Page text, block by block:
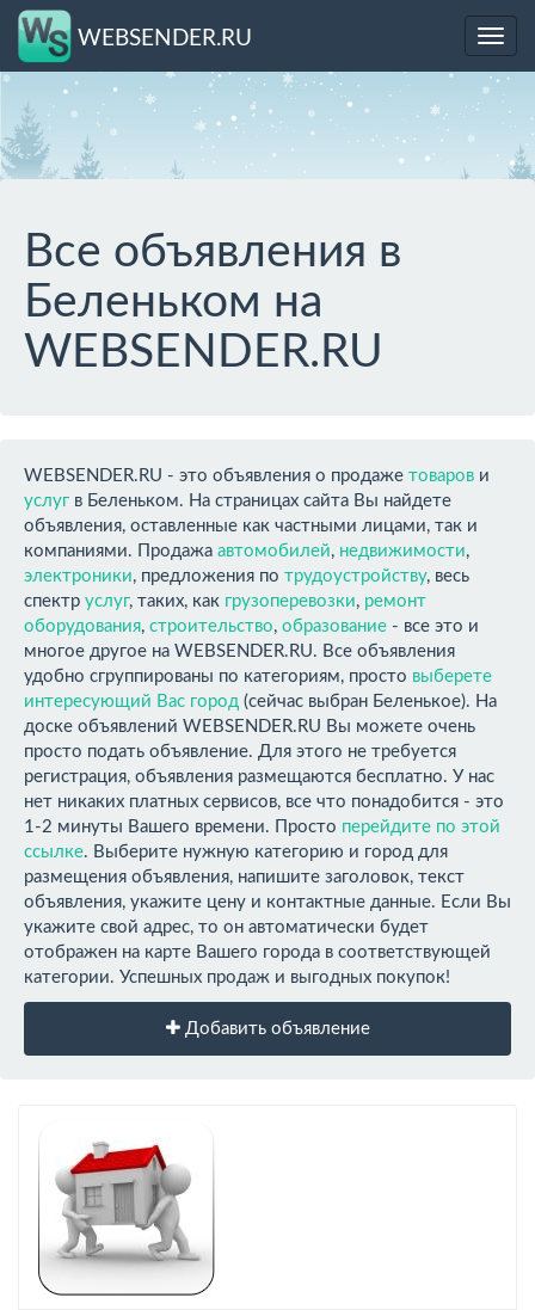
WEBSENDER.RU
Все объявления в
Беленьком на
WEBSENDER.RU
WEBSENDER.RU - это объявления о продаже товаров и
услуг в Беленьком. На страницах сайта Вы найдете
объявления, оставленные как частными лицами, так и
компаниями. Продажа автомобилей, недвижимости,
электроники, предложения по трудоустройству, весь
спектр услуг, таких, как грузоперевозки, ремонт
оборудования, строительство, образование - все это и
многое другое на WEBSENDER.RU. Все объявления
удобно сгруппированы по категориям, просто выберете
интересующий Вас город (сейчас выбран Беленькое). На
доске объявлений WEBSENDER.RU Вы можете очень
просто подать объявление. Для этого не требуется
регистрация, объявления размещаются бесплатно. У нас
нет никаких платных сервисов, все что понадобится - это
1-2 минуты Вашего времени. Просто перейдите по этой
ссылке. Выберите нужную категорию и город для
размещения объявления, напишите заголовок, текст
объявления, укажите цену и контактные данные. Если Вы
укажите свой адрес, то он автоматически будет
отображен на карте Вашего города в соответствующей
категории. Успешных продаж и выгодных покупок!
Добавить объявление